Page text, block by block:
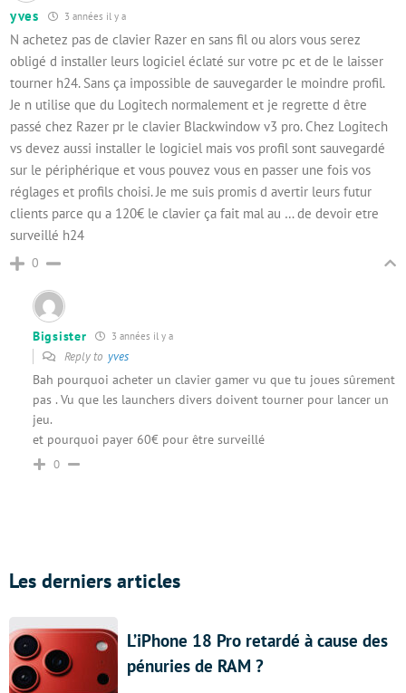
yves 3 années il y a
N achetez pas de clavier Razer en sans fil ou alors vous serez
obligé d installer leurs logiciel éclaté sur votre pc et de le laisser
tourner h24. Sans ça impossible de sauvegarder le moindre profil.
Je n utilise que du Logitech normalement et je regrette d être
passé chez Razer pr le clavier Blackwindow v3 pro. Chez Logitech
vs devez aussi installer le logiciel mais vos profil sont sauvegardé
sur le périphérique et vous pouvez vous en passer une fois vos
réglages et profils choisi. Je me suis promis d avertir leurs futur
clients parce qu a 120€ le clavier ça fait mal au … de devoir etre
surveillé h24
0
Bigsister 3 années il y a
Reply to yves
Bah pourquoi acheter un clavier gamer vu que tu joues sûrement
pas . Vu que les launchers divers doivent tourner pour lancer un
jeu.
et pourquoi payer 60€ pour être surveillé
0
Les derniers articles
L’iPhone 18 Pro retardé à cause des
pénuries de RAM ?